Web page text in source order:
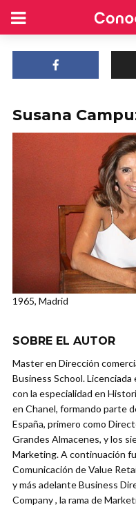
Susana
1965, Madrid
SOBRE EL AUTOR
Master en Dirección
Business School.
con la especialidad en
en Chanel, formando parte
España, primero como
Grandes Almacenes, y los
Marketing. A continuación
Comunicación de Value
y más adelante Business
Company , la rama de